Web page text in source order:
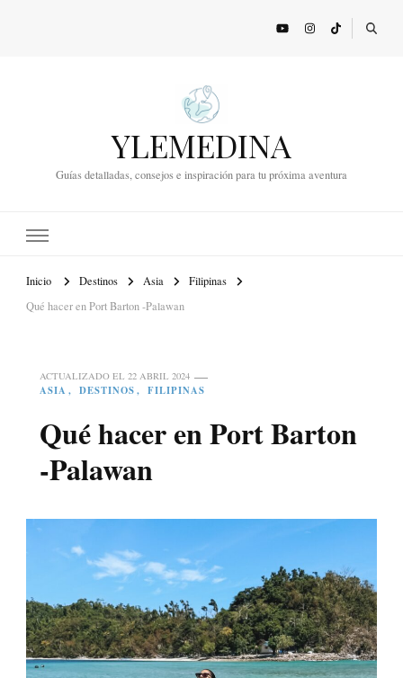
YLEMEDINA
Guías detalladas, consejos e inspiración para tu próxima aventura
Inicio Destinos Asia
Filipinas
Qué hacer en Port Barton -Palawan
ACTUALIZADO EL 22 ABRIL 2024
ASIA DESTINOS FILIPINAS
Qué hacer en Port Barton
-Palawan